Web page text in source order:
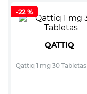
-22 %
QATTIQ
Qattiq 1 mg 30 Tabletas